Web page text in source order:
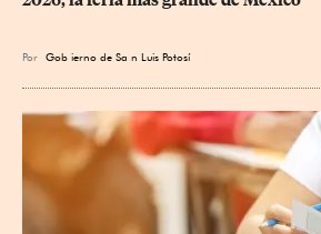
Por Gob ierno de Sa n Luis Potosí